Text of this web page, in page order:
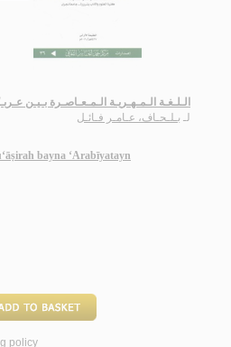
الـلـغـة الـمـهـريـة الـمـعـاصـرة بـيـن
لـ بـلـحـاف، عـامـر فـائـل
bayna ‘Arabīyatayn
policy